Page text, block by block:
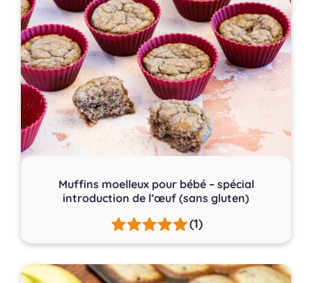
Muffins moelleux pour bébé – spécial
introduction de l’œuf (sans gluten)
(1)